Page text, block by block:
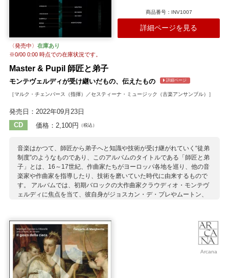
ルトは今回、3本のミュート・コルネットに加えサックバット4、ドゥ
ルツィアン及びソルドーネ1、ヴァイオリン2、ヴィオローネ及びガン
バ1、テオルボ1、鍵盤1という器楽隊に加え15人編成の声楽アンサン
ブルを起用。 コルソン自ら執筆した詳細なライナーノート解説（仏
語・英語）とあわせ、宮廷の壮麗さを彷彿させる豪奢と洗練に満ちた
響きを十全にお楽しみいただけます。
収録作曲家：
オットー
G.ガブリエリ ケルツィンガー サンチェス
シュッツ
商品番号：INV1007
詳細ページを見る
〈発売中〉 在庫あり
※0/00 0:00時点での在庫状況です。
Master & Pupil 師匠と弟子
モンテヴェルディが受け継いだもの、伝えたもの 詳細ページ
［マルク・チェンバース（指揮）／セスティーナ・ミュージック（古楽アンサンブル）］
発売日：2022年09月23日
CD
価格：2,100円 （税込）
音楽はかつて、師匠から弟子へと知識や技術が受け継がれていく“徒弟
制度”のようなものであり、このアルバムのタイトルである「師匠と弟
子」とは、16～17世紀、作曲家たちがヨーロッパ各地を巡り、他の音
楽家や作曲家を指導したり、技術を磨いていた時代に由来するもので
す。 アルバムでは、初期バロックの大作曲家クラウディオ・モンテヴ
ェルディに焦点を当て、彼自身がジョスカン・デ・プレやムートン、
スティーナ・ミュージック”は2011年にマーク・チェンバースによって
ベルファストに設立されたアンサンブル。アルバムの主題である「師
匠と弟子」の関係そのままに、経験豊かな音楽家のもとで若い音楽家
を学ばせるという手法により、これまでの11年間に数多くの才能ある
演奏家を育てています。彼らによる15世紀から17世紀にわたる音楽様
式の変遷を見事に表現した演奏に耳が奪われます。
Arcana